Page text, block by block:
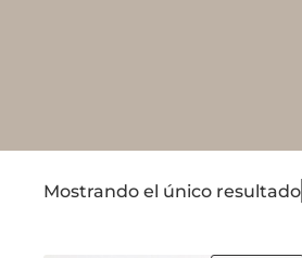
Mostrando el único resultado